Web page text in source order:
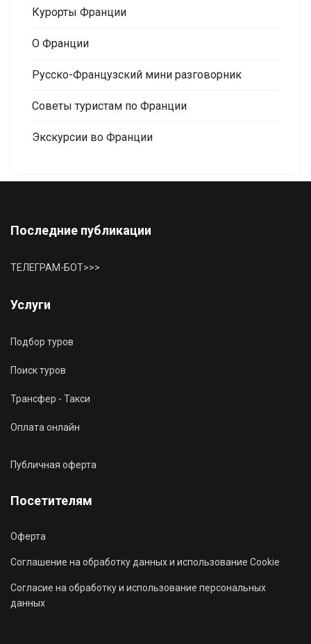
Курорты Франции
О Франции
Русско-Французский мини разговорник
Советы туристам по Франции
Экскурсии во Франции
Последние публикации
ТЕЛЕГРАМ-БОТ>>>
Услуги
Подбор туров
Поиск туров
Трансфер - Такси
Оплата онлайн
Публичная оферта
Посетителям
Оферта
Соглашение на обработку данных и использование Cookie
Согласие на обработку и использование персональных
данных